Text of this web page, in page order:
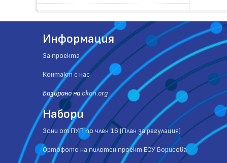
Информация
За проекта
Контакт с нас
Базиранo на ckan.org
Набори
Зони от ПУП по член 16 (План за регулация)
Ортофото на пилотен проект ЕСУ Борисова